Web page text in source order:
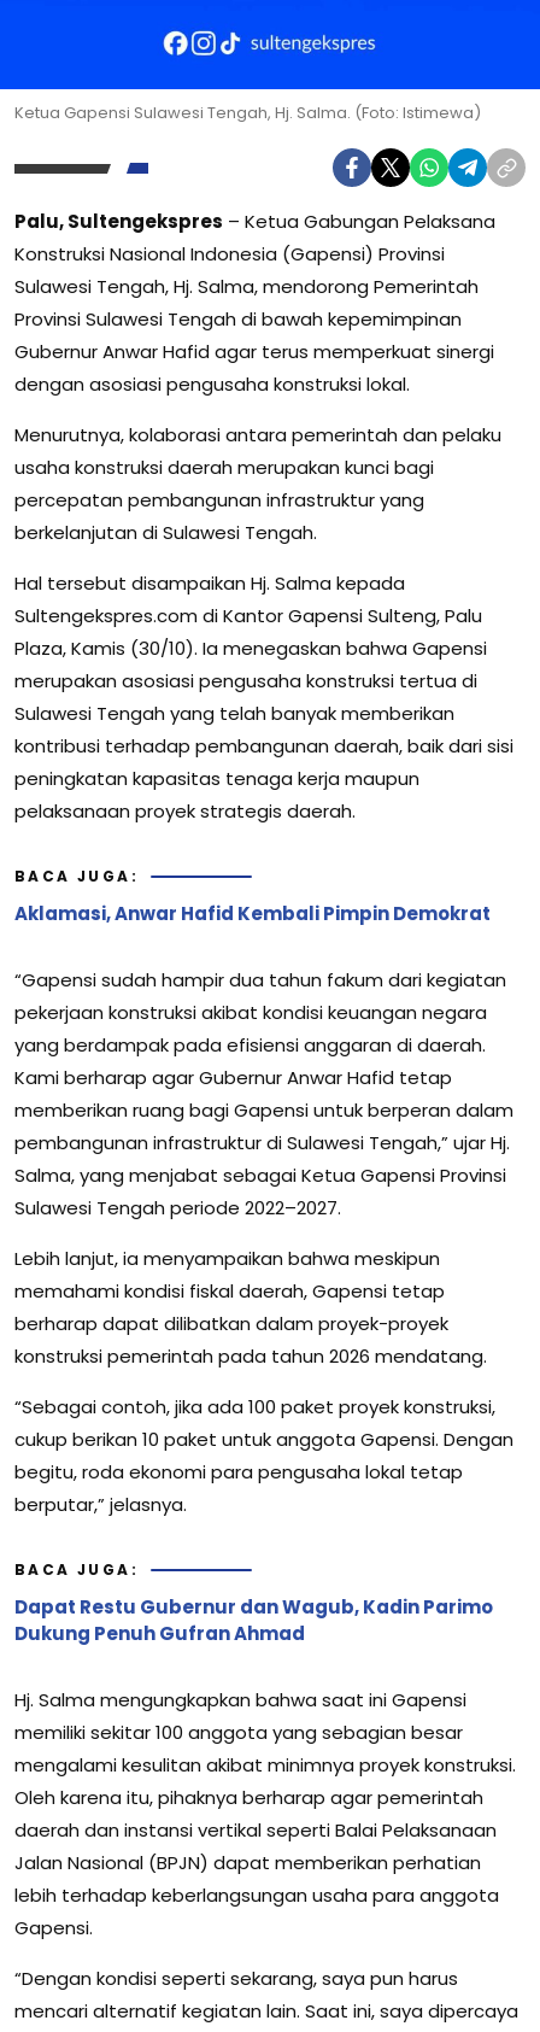
Ketua Gapensi Sulawesi Tengah, Hj. Salma. (Foto: Istimewa)
Palu, Sultengekspres – Ketua Gabungan Pelaksana
Konstruksi Nasional Indonesia (Gapensi) Provinsi
Sulawesi Tengah, Hj. Salma, mendorong Pemerintah
Provinsi Sulawesi Tengah di bawah kepemimpinan
Gubernur Anwar Hafid agar terus memperkuat sinergi
dengan asosiasi pengusaha konstruksi lokal.
Menurutnya, kolaborasi antara pemerintah dan pelaku
usaha konstruksi daerah merupakan kunci bagi
percepatan pembangunan infrastruktur yang
berkelanjutan di Sulawesi Tengah.
Hal tersebut disampaikan Hj. Salma kepada
Sultengekspres.com di Kantor Gapensi Sulteng, Palu
Plaza, Kamis (30/10). Ia menegaskan bahwa Gapensi
merupakan asosiasi pengusaha konstruksi tertua di
Sulawesi Tengah yang telah banyak memberikan
kontribusi terhadap pembangunan daerah, baik dari sisi
peningkatan kapasitas tenaga kerja maupun
pelaksanaan proyek strategis daerah.
BACA JUGA:
Aklamasi, Anwar Hafid Kembali Pimpin Demokrat
“Gapensi sudah hampir dua tahun fakum dari kegiatan
pekerjaan konstruksi akibat kondisi keuangan negara
yang berdampak pada efisiensi anggaran di daerah.
Kami berharap agar Gubernur Anwar Hafid tetap
memberikan ruang bagi Gapensi untuk berperan dalam
pembangunan infrastruktur di Sulawesi Tengah,” ujar Hj.
Salma, yang menjabat sebagai Ketua Gapensi Provinsi
Sulawesi Tengah periode 2022–2027.
Lebih lanjut, ia menyampaikan bahwa meskipun
memahami kondisi fiskal daerah, Gapensi tetap
berharap dapat dilibatkan dalam proyek-proyek
konstruksi pemerintah pada tahun 2026 mendatang.
“Sebagai contoh, jika ada 100 paket proyek konstruksi,
cukup berikan 10 paket untuk anggota Gapensi. Dengan
begitu, roda ekonomi para pengusaha lokal tetap
berputar,” jelasnya.
BACA JUGA:
Dapat Restu Gubernur dan Wagub, Kadin Parimo
Dukung Penuh Gufran Ahmad
Hj. Salma mengungkapkan bahwa saat ini Gapensi
memiliki sekitar 100 anggota yang sebagian besar
mengalami kesulitan akibat minimnya proyek konstruksi.
Oleh karena itu, pihaknya berharap agar pemerintah
daerah dan instansi vertikal seperti Balai Pelaksanaan
Jalan Nasional (BPJN) dapat memberikan perhatian
lebih terhadap keberlangsungan usaha para anggota
Gapensi.
“Dengan kondisi seperti sekarang, saya pun harus
mencari alternatif kegiatan lain. Saat ini, saya dipercaya